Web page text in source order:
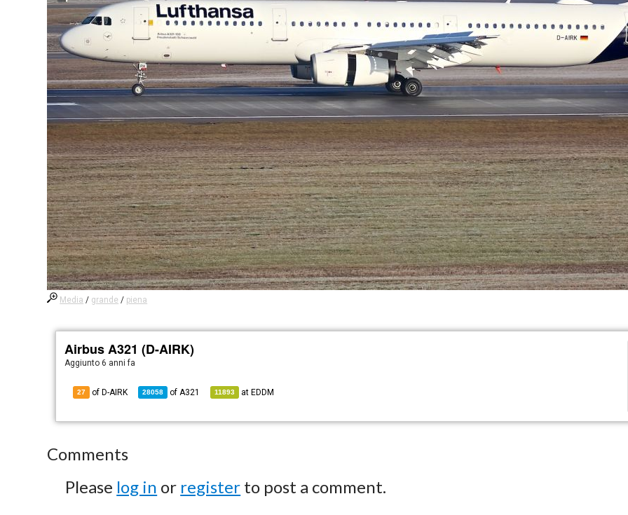
Media / grande / piena
Airbus A321 (D-AIRK)
Aggiunto6 anni fa
27 of D-AIRK 28058 ofA321 11893 at EDDM
Comments
Please log in or register to post a comment.